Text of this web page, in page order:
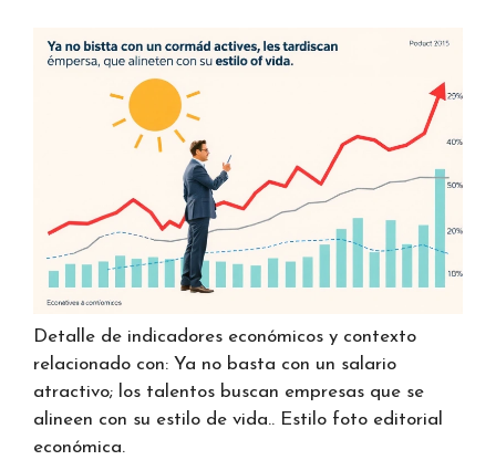
Detalle de indicadores económicos y contexto
relacionado con: Ya no basta con un salario
atractivo; los talentos buscan empresas que se
alineen con su estilo de vida.. Estilo foto editorial
económica.